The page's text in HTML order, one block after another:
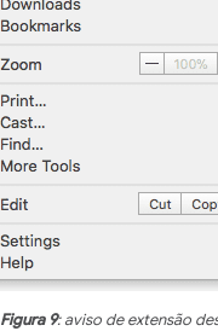
Figura 9: aviso de extensão